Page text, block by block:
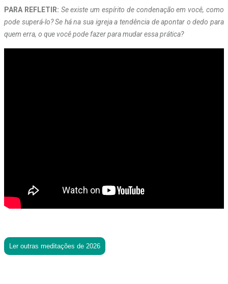
PARA REFLETIR: Se existe um espírito de condenação em você, como
pode superá-lo? Se há na sua igreja a tendência de apontar o dedo para
quem erra, o que você pode fazer para mudar essa prática?
Ler outras meditações de 2026